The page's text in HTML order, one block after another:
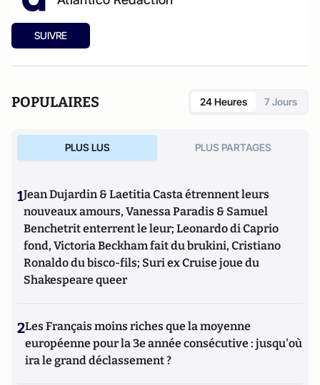
SUIVRE
POPULAIRES 24 Heures 7 Jours
PLUS LUS PLUS PARTAGES
1Jean Dujardin & Laetitia Casta étrennent leurs
nouveaux amours, Vanessa Paradis & Samuel
Benchetrit enterrent le leur; Leonardo di Caprio
fond, Victoria Beckham fait du brukini, Cristiano
Ronaldo du bisco-fils; Suri ex Cruise joue du
Shakespeare queer
2Les Français moins riches que la moyenne
européenne pour la 3e année consécutive : jusqu'où
ira le grand déclassement ?